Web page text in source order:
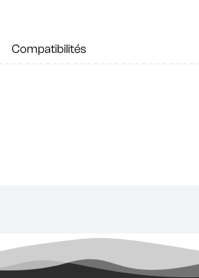
Compatibilités